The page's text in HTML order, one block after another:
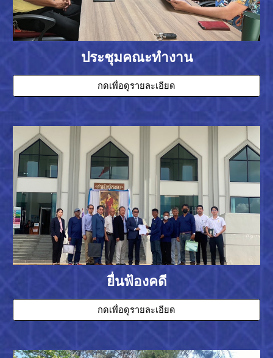
ประชุมคณะทำงาน
กดเพื่อดูรายละเอียด
ยื่นฟ้องคดี
กดเพื่อดูรายละเอียด